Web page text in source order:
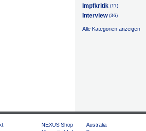
Impfkritik (11)
Interview(36)
Alle Kategorien anzeigen
NEXUS Shop
Australia